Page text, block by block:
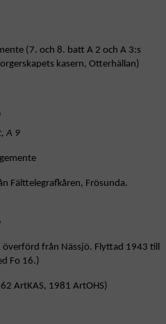
(7. och 8. batt A 2 och A 3:s
kasern, Otterhällan)
A 9
Frösunda.
från Nässjö. Flyttad 1943 till
Fo 16.)
ArtKAS, 1981 ArtOHS)